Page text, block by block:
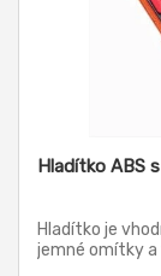
Hladítko ABS
Hladítko je
jemné omítky